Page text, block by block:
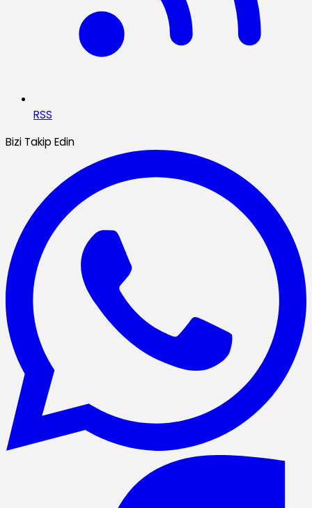
RSS
Bizi Takip Edin